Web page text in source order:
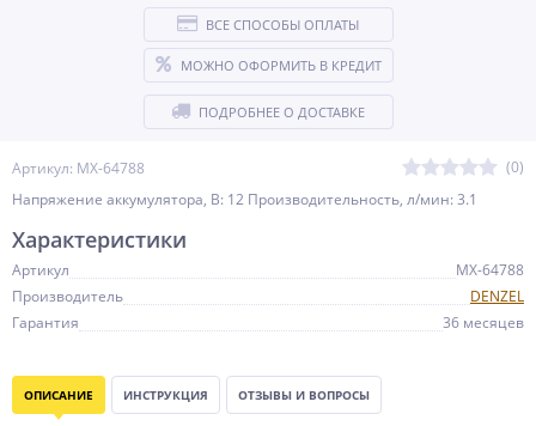
Артикул: MX-64788
(0)
Напряжение аккумулятора, В: 12 Производительность, л/мин: 3.1
ВСЕ СПОСОБЫ ОПЛАТЫ
МОЖНО ОФОРМИТЬ В КРЕДИТ
ПОДРОБНЕЕ О ДОСТАВКЕ
Характеристики
Артикул
MX-64788
Производитель
DENZEL
Гарантия
36 месяцев
ОПИСАНИЕ ИНСТРУКЦИЯ ОТЗЫВЫ И ВОПРОСЫ